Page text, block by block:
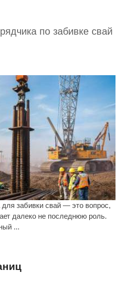
по забивке свай
забивки свай — это вопрос,
далеко не последнюю роль.
...